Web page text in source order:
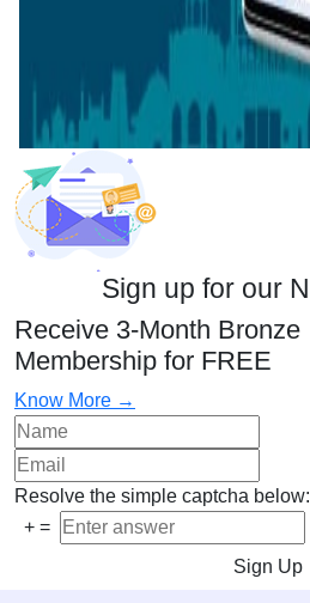
Sign up for our
Receive 3-Month Bronze
Membership for FREE
Know More →
Resolve the simple captcha below:
+ =
Sign Up